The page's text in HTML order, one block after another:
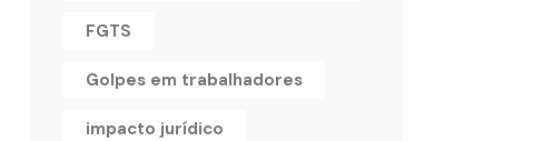
FGTS
Golpes em trabalhadores
impacto jurídico